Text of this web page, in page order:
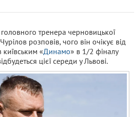
головного тренера черновицької
розповів, чого він очікує від
київським «Динамо» в 1/2 фіналу
цієї середи у Львові.